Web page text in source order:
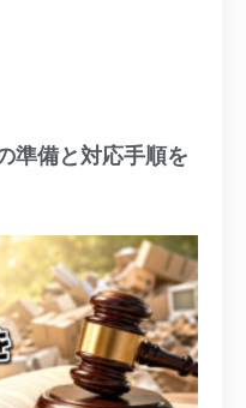
準備と対応手順を